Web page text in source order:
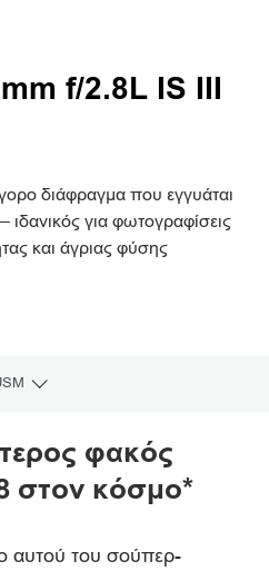
f/2.8L IS III
διάφραγμα που εγγυάται
ιδανικός για φωτογραφίσεις
και άγριας φύσης
Toggle breadcrumbs
φακός
στον κόσμο*
αυτού του σούπερ-